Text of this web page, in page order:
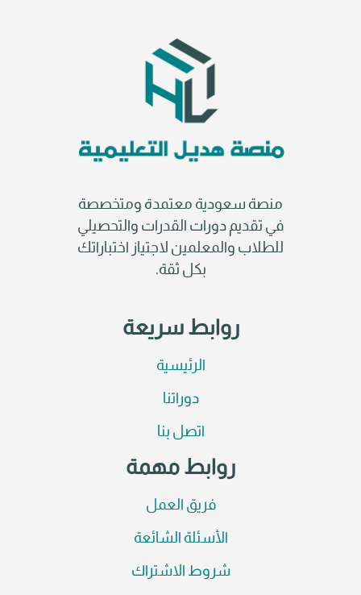
منصة سعودية معتمدة ومتخصصة
في تقديم دورات القدرات والتحصيلي
للطلاب والمعلمين لاجتياز اختباراتك
بكل ثقة.
روابط سريعة
الرئيسية
دوراتنا
اتصل بنا
روابط مهمة
فريق العمل
الأسئلة الشائعة
شروط الاشتراك